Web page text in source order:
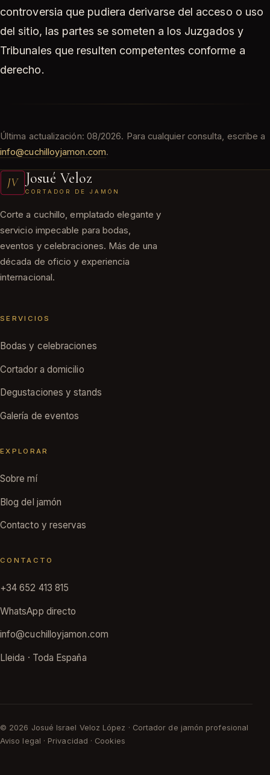
controversia que pudiera derivarse del acceso o uso
del sitio, las partes se someten a los Juzgados y
Tribunales que resulten competentes conforme a
derecho.
Última actualización: 08/2026. Para cualquier consulta, escribe a
info@cuchilloyjamon.com.
JV Josué Veloz
CORTADOR DE JAMÓN
Corte a cuchillo, emplatado elegante y
servicio impecable para bodas,
eventos y celebraciones. Más de una
década de oficio y experiencia
internacional.
SERVICIOS
Bodas y celebraciones
Cortador a domicilio
Degustaciones y stands
Galería de eventos
EXPLORAR
Sobre mí
Blog del jamón
Contacto y reservas
CONTACTO
+34 652 413 815
WhatsApp directo
info@cuchilloyjamon.com
Lleida · Toda España
© 2026 Josué Israel Veloz López · Cortador de jamón profesional
Aviso legal · Privacidad · Cookies